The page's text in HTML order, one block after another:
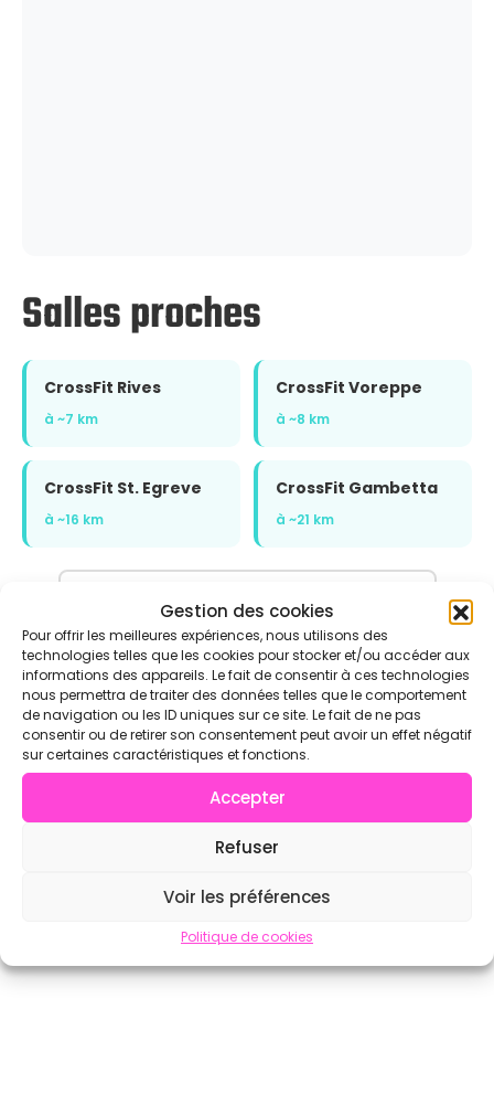
Gestion des cookies
Pour offrir les meilleures expériences, nous utilisons des
technologies telles que les cookies pour stocker et/ou accéder aux
informations des appareils. Le fait de consentir à ces technologies
nous permettra de traiter des données telles que le comportement
de navigation ou les ID uniques sur ce site. Le fait de ne pas
consentir ou de retirer son consentement peut avoir un effet négatif
sur certaines caractéristiques et fonctions.
Accepter
Refuser
Voir les préférences
Politique de cookies
Salles proches
CrossFit Rives
à ~7 km
CrossFit Voreppe
à ~8 km
CrossFit St. Egreve
à ~16 km
CrossFit Gambetta
à ~21 km